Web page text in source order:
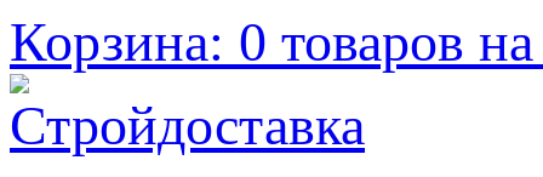
Корзина: 0 товаров